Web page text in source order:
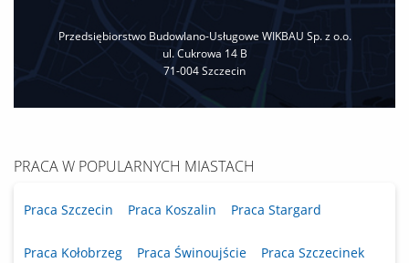
Przedsiębiorstwo Budowlano-Usługowe WIKBAU Sp. z o.o.
ul. Cukrowa 14 B
71-004 Szczecin
PRACA W POPULARNYCH MIASTACH
Praca Szczecin Praca Koszalin Praca Stargard
Praca Kołobrzeg Praca Świnoujście Praca Szczecinek